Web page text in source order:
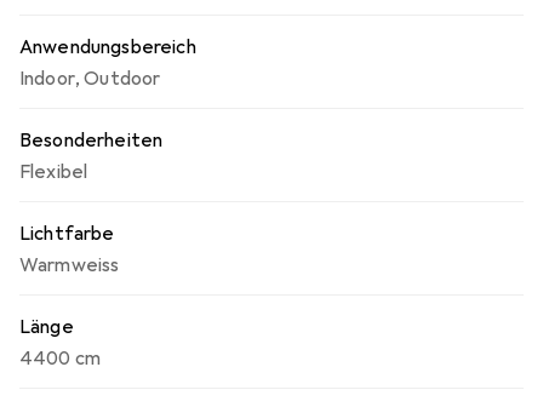
Anwendungsbereich
Indoor,Outdoor
Besonderheiten
Flexibel
Lichtfarbe
Warmweiss
Länge
4400 cm